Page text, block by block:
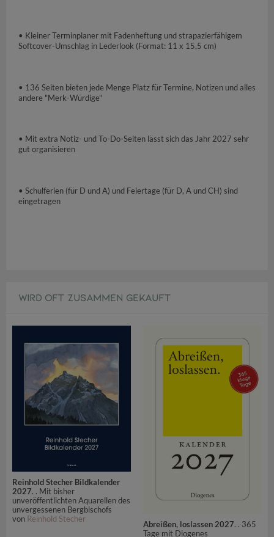
• Kleiner Terminplaner mit Fadenheftung und strapazierfähigem
Softcover-Umschlag in Lederlook (Format: 11 x 15,5 cm)
• 136 Seiten bieten jede Menge Platz für Termine, Notizen und alles
andere "Merk-Würdige"
• Mit extra Notiz- und To-Do-Seiten lässt sich das Jahr 2027 sehr
gut organisieren
• Schulferien (für D und A) und Feiertage (für D, A und CH) sind
eingetragen
WIRD OFT ZUSAMMEN GEKAUFT
Reinhold Stecher Bildkalender
2027. . Mit bisher
unveröffentlichten Aquarellen des
unvergessenen Bergbischofs
von Reinhold Stecher
Abreißen, loslassen 2027. . 365
Tage mit Diogenes